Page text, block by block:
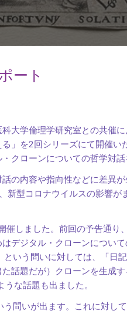
ート
大学倫理学研究室との共催
」を2回シリーズにて開催
クローンについての哲学対話
の内容や指向性などに差異
型コロナウイルスの影響
しました。前回の予告通り
デジタル・クローンについ
いう問いに対しては、「日
話題だが）クローンを生成
うな話題も出ました。
問いが出ます。これに対し